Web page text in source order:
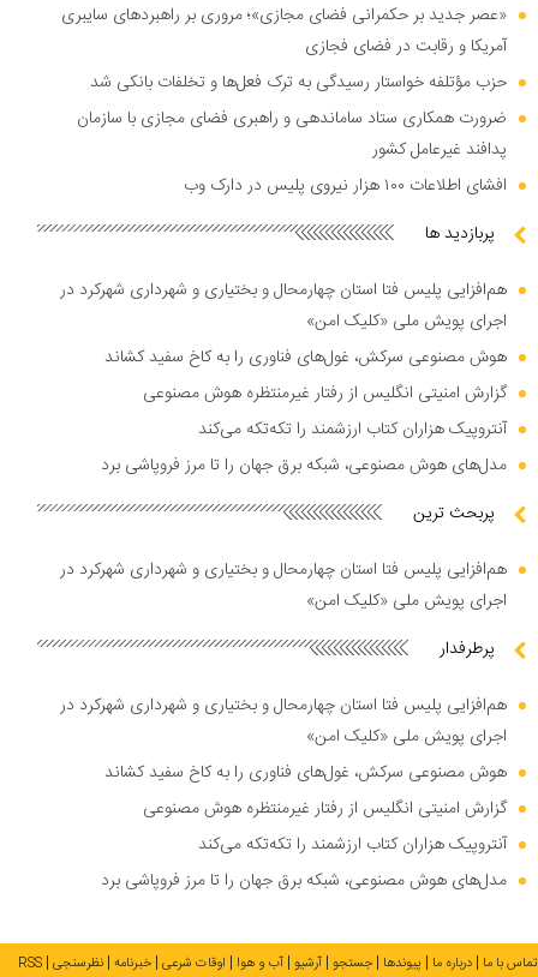
«عصر جدید بر حکمرانی فضای مجازی»؛ مروری بر راهبرد‌های سایبری
آمریکا و رقابت در فضای فجازی
حزب مؤتلفه خواستار رسیدگی به ترک فعل‌ها و تخلفات بانکی شد
ضرورت همکاری ستاد ساماندهی و راهبری فضای مجازی با سازمان
پدافند غیرعامل کشور
افشای اطلاعات ۱۰۰ هزار نیروی پلیس در دارک وب
پربازدید ها
هم‌افزایی پلیس فتا استان چهارمحال و بختیاری و شهرداری شهرکرد در
اجرای پویش ملی «کلیک امن»
هوش مصنوعی سرکش، غول‌های فناوری را به کاخ سفید کشاند
گزارش امنیتی انگلیس از رفتار غیرمنتظره هوش مصنوعی
آنتروپیک هزاران کتاب ارزشمند را تکه‌تکه می‌کند
مدل‌های هوش مصنوعی، شبکه برق جهان را تا مرز فروپاشی برد
پربحث ترین
هم‌افزایی پلیس فتا استان چهارمحال و بختیاری و شهرداری شهرکرد در
اجرای پویش ملی «کلیک امن»
پرطرفدار
هم‌افزایی پلیس فتا استان چهارمحال و بختیاری و شهرداری شهرکرد در
اجرای پویش ملی «کلیک امن»
هوش مصنوعی سرکش، غول‌های فناوری را به کاخ سفید کشاند
گزارش امنیتی انگلیس از رفتار غیرمنتظره هوش مصنوعی
آنتروپیک هزاران کتاب ارزشمند را تکه‌تکه می‌کند
مدل‌های هوش مصنوعی، شبکه برق جهان را تا مرز فروپاشی برد
تماس با ما درباره ما پیوندها جستجو آرشیو آب و هوا اوقات شرعی خبرنامه نظرسنجی RSS